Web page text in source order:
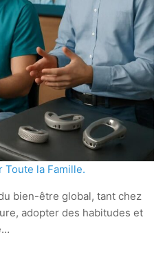
Toute la Famille.
bien-être global, tant chez
adopter des habitudes et